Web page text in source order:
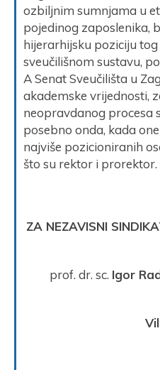
ozbiljnim sumnjama u
pojedinog zaposlenika,
hijerarhijsku poziciju
sveučilišnom sustavu,
A Senat Sveučilišta u
akademske vrijednosti,
neopravdanog procesa
posebno onda, kada
najviše pozicioniranih
što su rektor i prorektor.
ZA NEZAVISNI
prof. dr. sc. Igor